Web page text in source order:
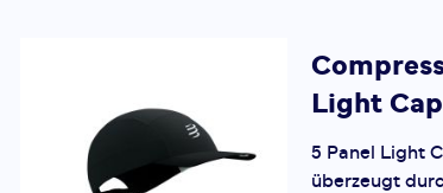
Light Cap
5 Panel Light
überzeugt